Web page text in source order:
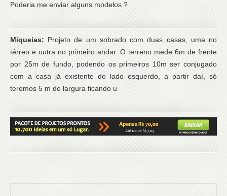
Poderia me enviar alguns modelos ?
Miqueias: Projeto de um sobrado com duas casas, uma no
térreo e outra no primeiro andar. O terreno mede 6m de frente
por 25m de fundo, podendo os primeiros 10m ser conjugado
com a casa já existente do lado esquerdo, a partir daí, só
teremos 5 m de largura ficando u